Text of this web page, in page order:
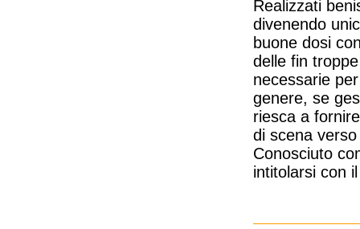
Realizzati
divenendo
buone dosi
delle fin
necessarie
genere, se
riesca a
di scena
Conosciuto
intitolarsi con